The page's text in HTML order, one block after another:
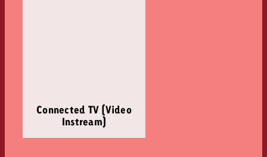
Connected TV (Video
Instream)